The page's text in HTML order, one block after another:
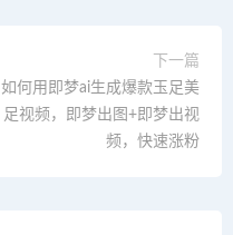
下一篇
如何用即梦ai生成爆款玉足美
足视频，即梦出图+即梦出视
频，快速涨粉